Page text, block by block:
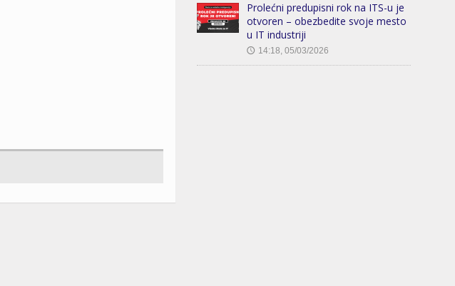
Prolećni predupisni rok na ITS-u je
otvoren – obezbedite svoje mesto
u IT industriji
🕔 14:18, 05/03/2026